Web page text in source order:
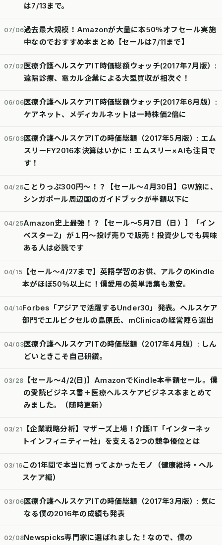
は7/13まで。
07/06過去最大規模！Amazonが大量に本50％オフセール実施
中なのでおすすめ本まとめ【セールは7/11まで】
07/02医療介護ヘルスケアIT時価総額ウォッチ(2017年7月版）:
遠隔診療、電カル企業による大型買収が相次ぐ！
06/06医療介護ヘルスケアIT時価総額ウォッチ(2017年6月版）:
ケアネット、メディカルネットは一時株価2倍に
05/03医療介護ヘルスケアITの時価総額（2017年5月版）: エム
スリーFY2016本決算はいかに！エムスリー×AIも注目で
す！
04/26ことりっぷ300円～！？【セール～4月30日】GW旅に、
シンガポール周辺国のガイドブックが半額以下に
04/25Amazon史上最強！？【セール～5月7日（日）】「イン
ベスターZ」が１円～投げ売りで販売！投資少しでも興味
ある人は必読です
04/15
【セール～4/27まで】英語学習のお供、アルクのKindle
本がほぼ50％以上に！僕愛用の英単語集も激安。
04/14Forbes「アジアで活躍するUnder30」発表。ヘルスケア
部門でエルピクセルの島原氏、mClinicaの経営陣ら選出
04/03医療介護ヘルスケアITの時価総額（2017年4月版）: しん
どいときこそ自己研鑽。
03/28
【セール～4/2(日)】AmazonでKindle本半額セール。僕
の愛読ビジネス書＋医療ヘルスケアビジネス本まとめて
みました。（随時更新）
03/21
【企業戦略分析】マザーズ上場！介護IT「インターネッ
トインフィニティー社」を支える2つの競争優位とは
03/16この1年間で本当に買ってよかったモノ（健康維持・ヘル
スケア編）
03/06医療介護ヘルスケアITの時価総額（2017年3月版）: 気に
なる僕の2016年の成績も発表
02/08Newspicks専門家に選ばれました！なので、僕の